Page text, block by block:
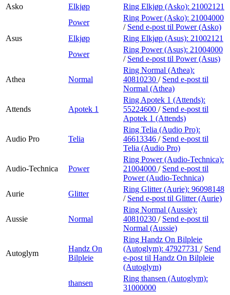
Asko
Elkjøp Ring Elkjøp (Asko): 21002121
Power
Ring Power (Asko): 21004000
/ Send e-post til Power (Asko)
Asus
Elkjøp Ring Elkjøp (Asus): 21002121
Power
Ring Power (Asus): 21004000
/ Send e-post til Power (Asus)
Athea Normal
Ring Normal (Athea):
40810230 / Send e-post til
Normal (Athea)
Attends Apotek 1
Ring Apotek 1 (Attends):
55224600 / Send e-post til
Apotek 1 (Attends)
Audio Pro Telia
Ring Telia (Audio Pro):
46613346 / Send e-post til
Telia (Audio Pro)
Audio-Technica Power
Ring Power (Audio-Technica):
21004000 / Send e-post til
Power (Audio-Technica)
Aurie
Glitter
Ring Glitter (Aurie): 96098148
/ Send e-post til Glitter (Aurie)
Aussie Normal
Ring Normal (Aussie):
40810230 / Send e-post til
Normal (Aussie)
Autoglym
Handz On
Bilpleie
Ring Handz On Bilpleie
(Autoglym): 47927731 / Send
e-post til Handz On Bilpleie
(Autoglym)
thansen
Ring thansen (Autoglym):
31000000